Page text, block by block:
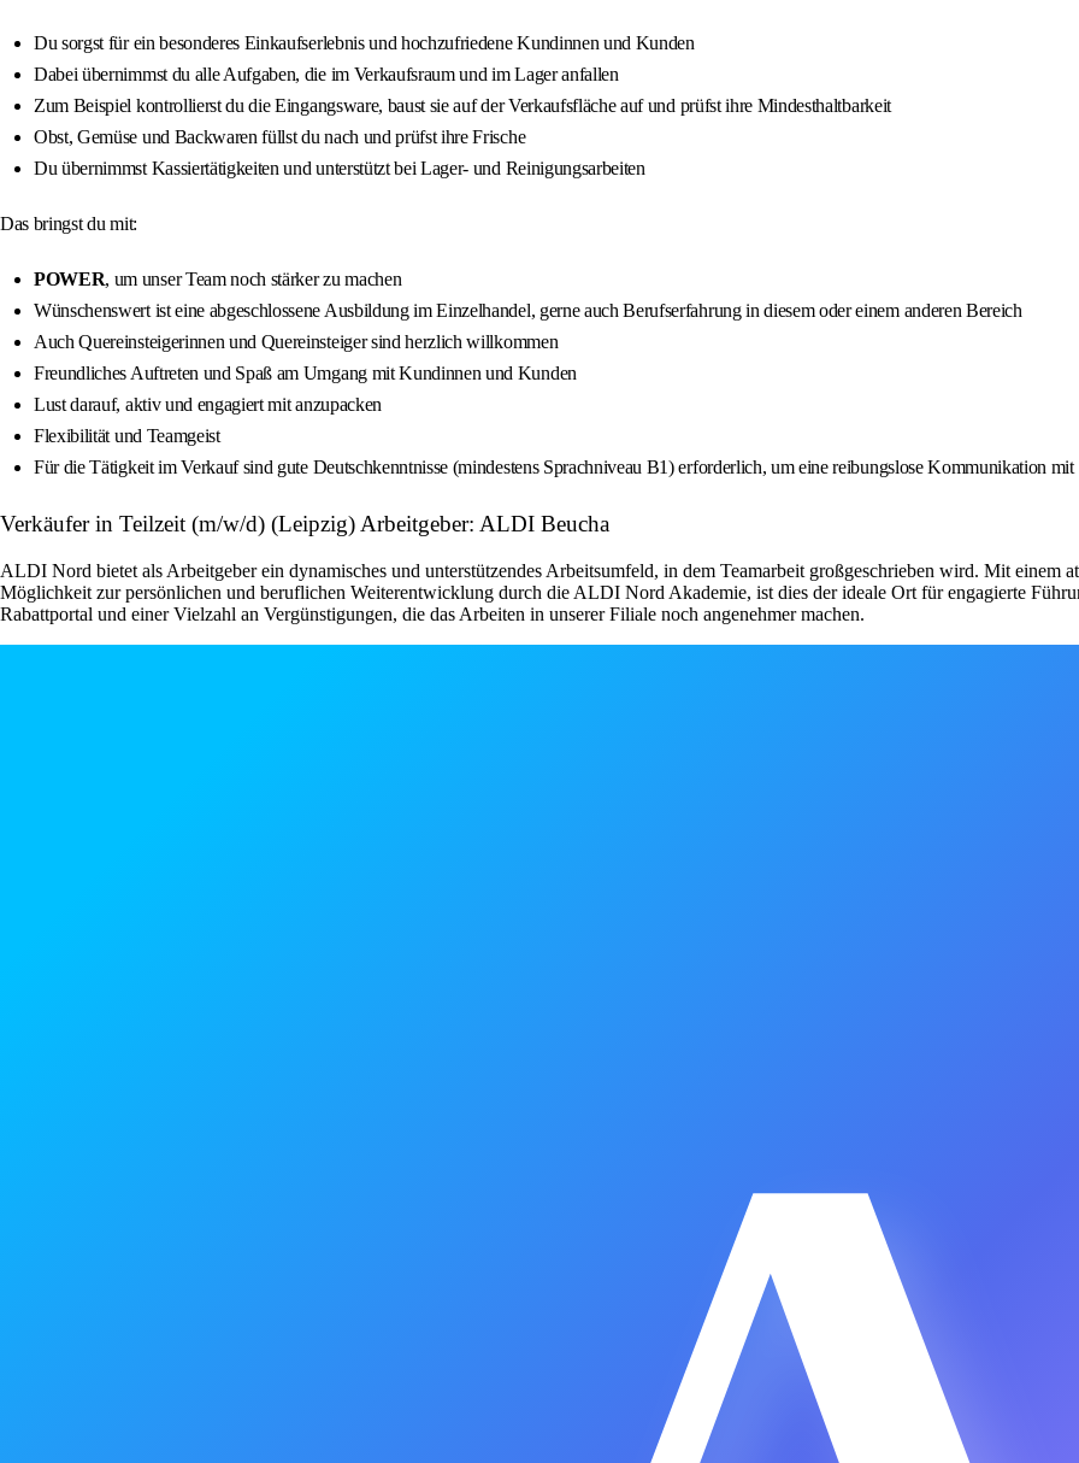
Du sorgst für ein besonderes Einkaufserlebnis und hochzufriedene Kundinnen und Kunden
Dabei übernimmst du alle Aufgaben, die im Verkaufsraum und im Lager anfallen
Zum Beispiel kontrollierst du die Eingangsware, baust sie auf der Verkaufsfläche auf und prüfst ihre Mindesthaltbarkeit
Obst, Gemüse und Backwaren füllst du nach und prüfst ihre Frische
Du übernimmst Kassiertätigkeiten und unterstützt bei Lager- und Reinigungsarbeiten
Das bringst du mit:
POWER, um unser Team noch stärker zu machen
Wünschenswert ist eine abgeschlossene Ausbildung im Einzelhandel, gerne auch Berufserfahrung in diesem oder einem anderen Bereich
Auch Quereinsteigerinnen und Quereinsteiger sind herzlich willkommen
Freundliches Auftreten und Spaß am Umgang mit Kundinnen und Kunden
Lust darauf, aktiv und engagiert mit anzupacken
Flexibilität und Teamgeist
Für die Tätigkeit im Verkauf sind gute Deutschkenntnisse (mindestens Sprachniveau B1) erforderlich, um eine reibungslose Kommunikation
Verkäufer in Teilzeit (m/w/d) (Leipzig) Arbeitgeber: ALDI Beucha
ALDI Nord bietet als Arbeitgeber ein dynamisches und unterstützendes Arbeitsumfeld, in dem Teamarbeit großgeschrieben wird. Mit einem
Möglichkeit zur persönlichen und beruflichen Weiterentwicklung durch die ALDI Nord Akademie, ist dies der ideale Ort für engagierte
Rabattportal und einer Vielzahl an Vergünstigungen, die das Arbeiten in unserer Filiale noch angenehmer machen.